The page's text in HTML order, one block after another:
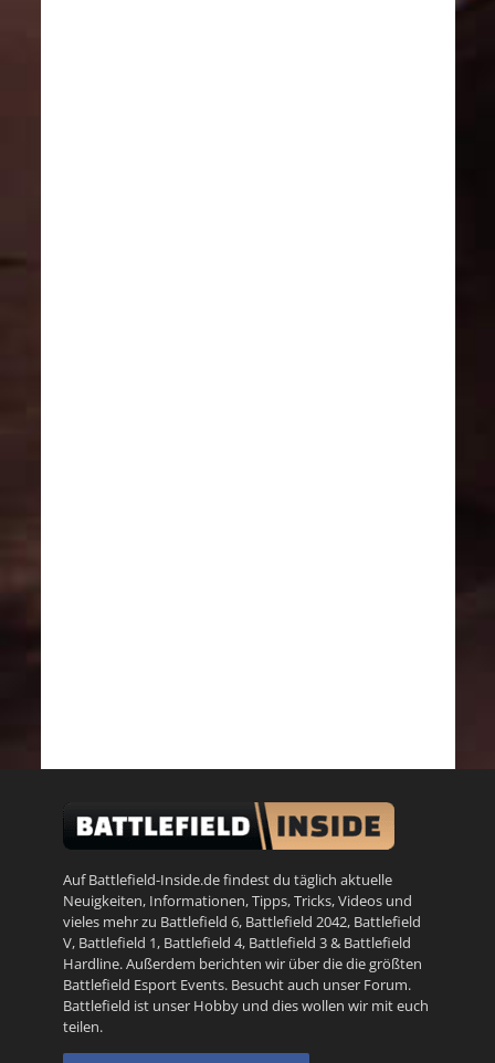
Auf Battlefield-Inside.de findest du täglich aktuelle
Neuigkeiten, Informationen, Tipps, Tricks, Videos und
vieles mehr zu Battlefield 6, Battlefield 2042, Battlefield
V, Battlefield 1, Battlefield 4, Battlefield 3& Battlefield
Hardline. Außerdem berichten wir über die die größten
Battlefield Esport Events. Besucht auch unser Forum.
Battlefield ist unser Hobby und dies wollen wir mit euch
teilen.